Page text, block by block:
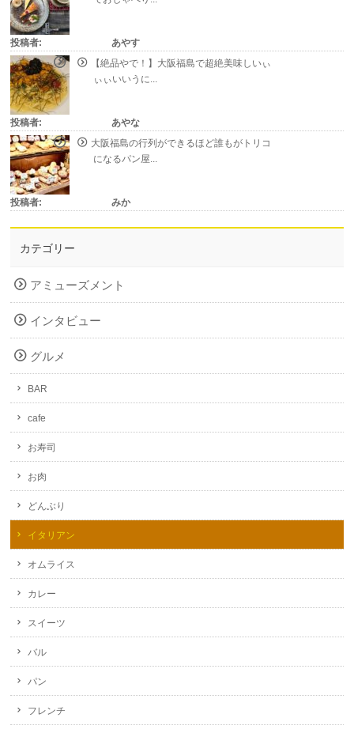
投稿者:
あやす
【絶品やで！】大阪福島で超絶美味しいぃ
ぃぃいいうに...
投稿者:
あやな
大阪福島の行列ができるほど誰もがトリコ
になるパン屋...
投稿者: みか
カテゴリー
アミューズメント
インタビュー
グルメ
BAR
cafe
お寿司
お肉
どんぶり
イタリアン
オムライス
カレー
スイーツ
バル
パン
フレンチ